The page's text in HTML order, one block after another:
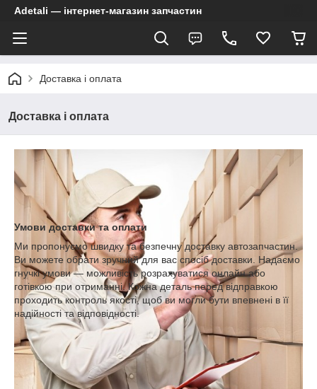
Adetali — інтернет-магазин запчастин
Доставка і оплата
Доставка і оплата
Умови доставки та оплати
Ми пропонуємо швидку та безпечну доставку автозапчастин.
Ви можете обрати зручний для вас спосіб доставки. Надаємо
гнучкі умови — можливість розрахуватися онлайн або
готівкою при отриманні. Кожна деталь перед відправкою
проходить контроль якості, щоб ви могли бути впевнені в її
надійності та відповідності.